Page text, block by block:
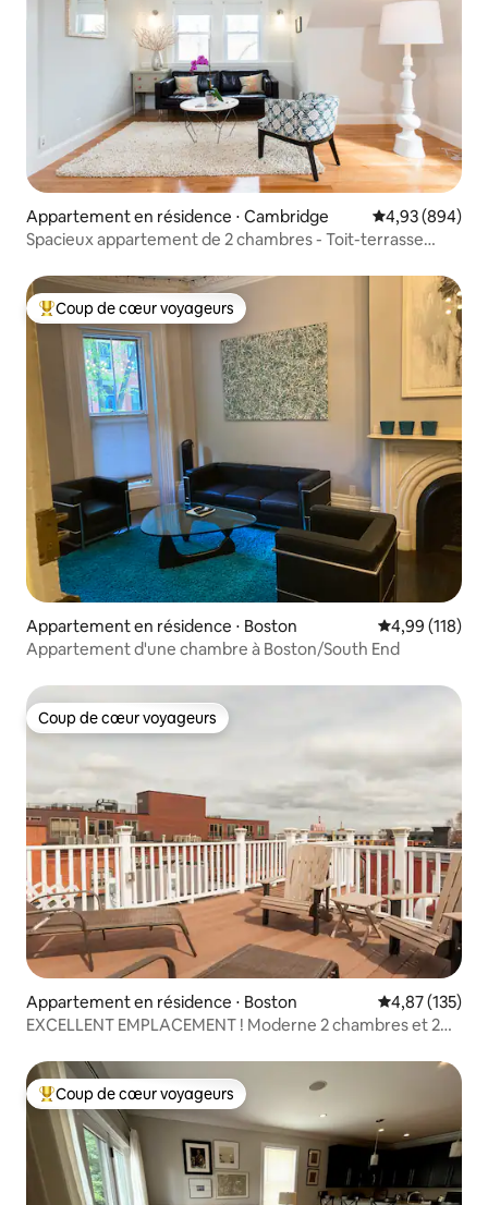
Appartement en résidence ⋅ Cambridge Évaluation
4,93 (894)
Spacieux appartement de 2 chambres - Toit-terrasse
Coups de cœur voyageurs les plus appréciés
Coup de cœur voyageurs
Appartement en résidence ⋅ Boston Évaluation
4,99 (118)
Appartement d'une chambre à Boston/South End
Coup de cœur voyageurs
Coup de cœur voyageurs
Appartement en résidence ⋅ Boston Évaluation
4,87 (135)
EXCELLENT EMPLACEMENT ! Moderne 2 chambres et 2
Coups de cœur voyageurs les plus appréciés
Coup de cœur voyageurs